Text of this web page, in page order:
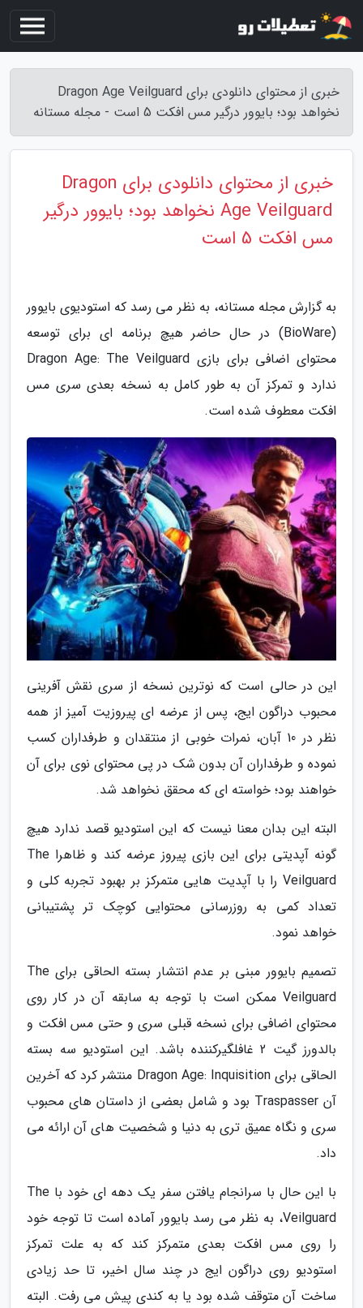
خبری از محتوای دانلودی برای Dragon Age Veilguard
نخواهد بود؛ بایوور درگیر مس افکت 5 است - مجله مستانه
خبری از محتوای دانلودی برای Dragon
Age Veilguard نخواهد بود؛ بایوور درگیر
مس افکت 5 است
به گزارش مجله مستانه، به نظر می رسد که استودیوی بایوور
(BioWare) در حال حاضر هیچ برنامه ای برای توسعه
محتوای اضافی برای بازی Dragon Age: The Veilguard
ندارد و تمرکز آن به طور کامل به نسخه بعدی سری مس
افکت معطوف شده است.
این در حالی است که نوترین نسخه از سری نقش آفرینی
محبوب دراگون ایج، پس از عرضه ای پیروزیت آمیز از همه
نظر در 10 آبان، نمرات خوبی از منتقدان و طرفداران کسب
نموده و طرفداران آن بدون شک در پی محتوای نوی برای آن
خواهند بود؛ خواسته ای که محقق نخواهد شد.
البته این بدان معنا نیست که این استودیو قصد ندارد هیچ
گونه آپدیتی برای این بازی پیروز عرضه کند و ظاهرا The
Veilguard را با آپدیت هایی متمرکز بر بهبود تجربه کلی و
تعداد کمی به روزرسانی محتوایی کوچک تر پشتیبانی
خواهد نمود.
تصمیم بایوور مبنی بر عدم انتشار بسته الحاقی برای The
Veilguard ممکن است با توجه به سابقه آن در کار روی
محتوای اضافی برای نسخه قبلی سری و حتی مس افکت و
بالدورز گیت 2 غافلگیرکننده باشد. این استودیو سه بسته
الحاقی برای Dragon Age: Inquisition منتشر کرد که آخرین
آن Traspasser بود و شامل بعضی از داستان های محبوب
سری و نگاه عمیق تری به دنیا و شخصیت های آن ارائه می
داد.
با این حال با سرانجام یافتن سفر یک دهه ای خود با The
Veilguard، به نظر می رسد بایوور آماده است تا توجه خود
را روی مس افکت بعدی متمرکز کند که به علت تمرکز
استودیو روی دراگون ایج در چند سال اخیر، تا حد زیادی
ساخت آن متوقف شده بود یا به کندی پیش می رفت. البته